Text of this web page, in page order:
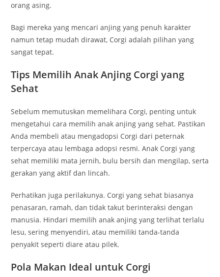
orang asing.
Bagi mereka yang mencari anjing yang penuh karakter
namun tetap mudah dirawat, Corgi adalah pilihan yang
sangat tepat.
Tips Memilih Anak Anjing Corgi yang
Sehat
Sebelum memutuskan memelihara Corgi, penting untuk
mengetahui cara memilih anak anjing yang sehat. Pastikan
Anda membeli atau mengadopsi Corgi dari peternak
terpercaya atau lembaga adopsi resmi. Anak Corgi yang
sehat memiliki mata jernih, bulu bersih dan mengilap, serta
gerakan yang aktif dan lincah.
Perhatikan juga perilakunya. Corgi yang sehat biasanya
penasaran, ramah, dan tidak takut berinteraksi dengan
manusia. Hindari memilih anak anjing yang terlihat terlalu
lesu, sering menyendiri, atau memiliki tanda-tanda
penyakit seperti diare atau pilek.
Pola Makan Ideal untuk Corgi